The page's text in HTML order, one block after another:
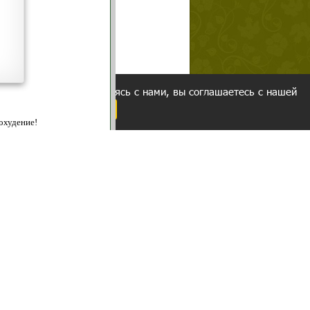
cookies. Оставаясь с нами, вы соглашаетесь с нашей